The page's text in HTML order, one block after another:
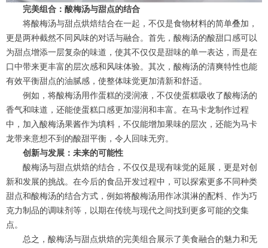
完美组合：酸梅汤与甜点的结合
将酸梅汤与甜点烘焙结合在一起，不仅是食物材料的简单叠加，
更是两种截然不同风味的对话与融合。首先，酸梅汤的酸甜口感可以
为甜点增添一层复杂的味道，使其不仅仅是甜味的单一表达，而是在
口中带来更丰富的层次感和风味体验。其次，酸梅汤的清爽特性也能
有效平衡甜点的油腻感，使整体味觉更加清新和舒适。
例如，将酸梅汤用作蛋糕的浸润液，不仅使蛋糕吸收了酸梅汤的
香气和味道，还能使蛋糕口感更加湿润和丰富。在马卡龙制作过程
中，加入酸梅汤果酱作为填料，不仅能增加果味的层次，还能为马卡
龙带来意想不到的酸甜平衡，令人回味无穷。
创新与发展：未来的可能性
酸梅汤与甜点烘焙的结合，不仅仅是现有味觉的延展，更是对创
新和发展的挑战。在今后的食品开发过程中，可以探索更多不同种类
甜点和酸梅汤的结合方式，例如将酸梅汤用作冰淇淋的配料、作为巧
克力制品的调味剂等，以期在传统与现代之间找到更多可能的交集
点。
总之，酸梅汤与甜点烘焙的完美组合展示了美食融合的魅力和无